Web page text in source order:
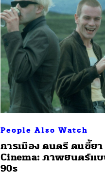
People Also Watch
การเมือง ดนตรี คนขี้ย
Cinema: ภาพยนตร์แ
90s